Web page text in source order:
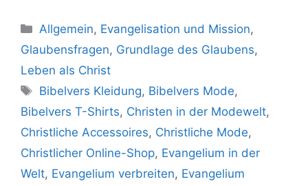
Kategorien
Allgemein, Evangelisation und Mission,
Glaubensfragen, Grundlage des Glaubens,
Leben als Christ
Schlagwörter
Bibelvers Kleidung, Bibelvers Mode,
Bibelvers T-Shirts, Christen in der Modewelt,
Christliche Accessoires, Christliche Mode,
Christlicher Online-Shop, Evangelium in der
Welt, Evangelium verbreiten, Evangelium